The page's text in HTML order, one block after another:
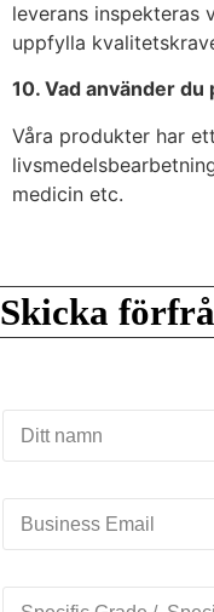
leverans
uppfylla
10. Vad använder
Våra produkter har
medicin etc.
Skicka